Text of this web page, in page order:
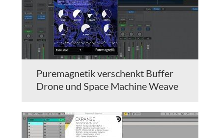
Puremagnetik verschenkt Buffer
Drone und Space Machine Weave